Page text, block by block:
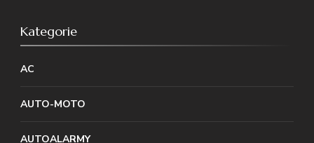
Kategorie
AC
AUTO-MOTO
AUTOALARMY